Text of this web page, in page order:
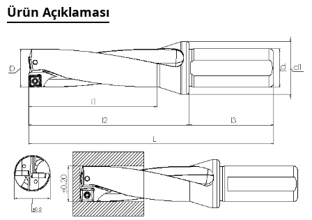
Ürün Açıklaması